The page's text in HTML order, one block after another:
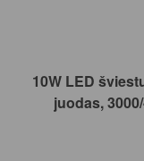
10W LED
juodas,